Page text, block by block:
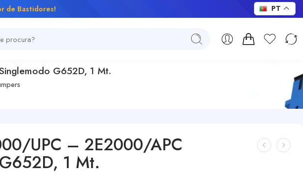
de Bastidores!
G652D, 1 Mt.
UPC – 2E2000/APC
1 Mt.
PT